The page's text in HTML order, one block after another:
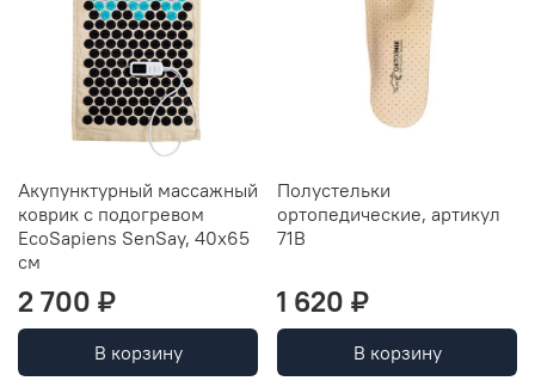
Акупунктурный массажный
коврик с подогревом
EcoSapiens SenSay, 40х65
см
2 700 ₽
В корзину
Полустельки
ортопедические, артикул
71В
1 620 ₽
В корзину